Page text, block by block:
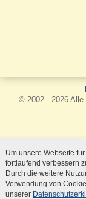
© 2002 - 2026 Alle
Um unsere Webseite
fortlaufend verbessern
Durch die weitere
Verwendung von
unserer